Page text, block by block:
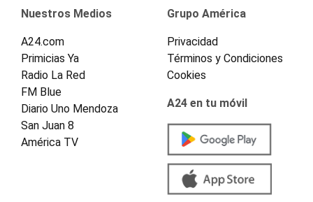
Nuestros Medios
A24.com
Primicias Ya
Radio La Red
FM Blue
Diario Uno Mendoza
San Juan 8
América TV
Grupo América
Privacidad
Términos y Condiciones
Cookies
A24 en tu móvil